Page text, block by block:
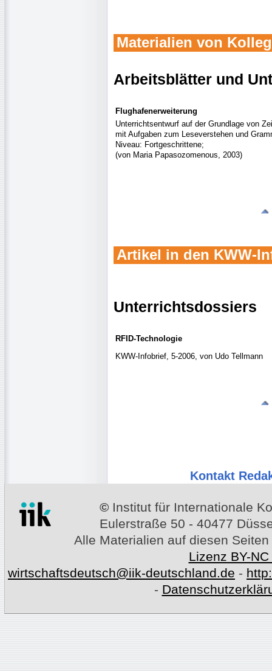
Materialien von
Arbeitsblätter und
Flughafenerweiterung
Unterrichtsentwurf auf der Grundlage von
mit Aufgaben zum Leseverstehen und
Niveau: Fortgeschrittene;
(von Maria Papasozomenous, 2003)
Artikel in den KWW-
Unterrichtsdossiers
RFID-Technologie
KWW-Infobrief, 5-2006, von Udo Tellmann
Kontakt
© Institut für Internationale
Eulerstraße 50 - 40477
Alle Materialien auf diesen
Lizenz BY-
wirtschaftsdeutsch@iik-deutschland.de -
-